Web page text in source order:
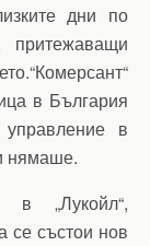
дни по
притежаващи
в България
в
нямаше.
в „Лукойл“,
се състои нов